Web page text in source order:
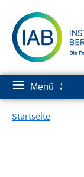
zum
Inhalt
≡ Menü ✘
Startseite